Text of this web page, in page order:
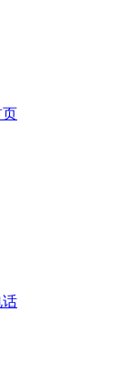
页
话